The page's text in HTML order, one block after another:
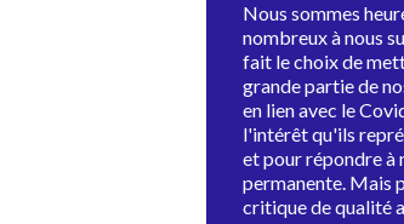
Nous sommes
nombreux à nous
fait le choix de
grande partie de
en lien avec le
l'intérêt qu'ils
et pour répondre à
permanente. Mais
critique de qualité